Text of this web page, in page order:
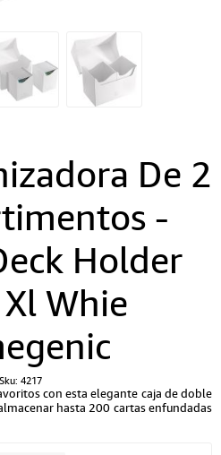
De 2
-
Holder
Whie
Sku: 4217
con esta elegante caja de doble
hasta 200 cartas enfundadas